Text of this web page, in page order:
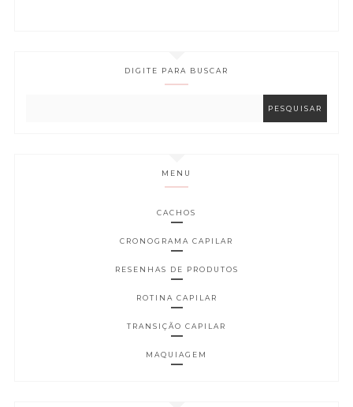
DIGITE PARA BUSCAR
MENU
CACHOS
CRONOGRAMA CAPILAR
RESENHAS DE PRODUTOS
ROTINA CAPILAR
TRANSIÇÃO CAPILAR
MAQUIAGEM